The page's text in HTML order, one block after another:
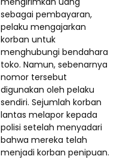
sebagai pembayaran,
pelaku mengajarkan
korban untuk
menghubungi bendahara
toko. Namun, sebenarnya
nomor tersebut
digunakan oleh pelaku
sendiri. Sejumlah korban
lantas melapor kepada
polisi setelah menyadari
bahwa mereka telah
menjadi korban penipuan.